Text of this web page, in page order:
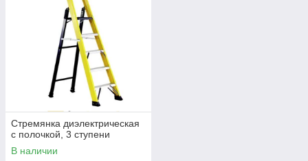
Стремянка диэлектрическая
с полочкой, 3 ступени
В наличии